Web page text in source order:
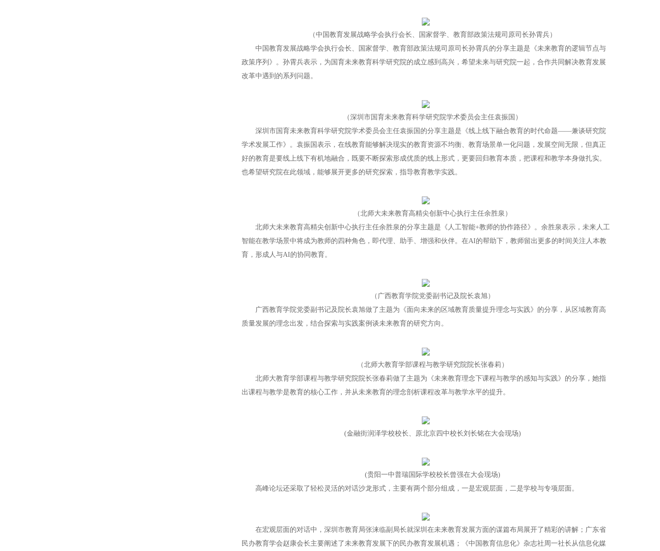
（中国教育发展战略学会执行会长、国家督学、教育部政策法规司原司长孙霄兵）
中国教育发展战略学会执行会长、国家督学、教育部政策法规司原司长孙霄兵的分享主题是《未来教育的逻辑节点与
政策序列》。孙霄兵表示，为国育未来教育科学研究院的成立感到高兴，希望未来与研究院一起，合作共同解决教育发展
改革中遇到的系列问题。
（深圳市国育未来教育科学研究院学术委员会主任袁振国）
深圳市国育未来教育科学研究院学术委员会主任袁振国的分享主题是《线上线下融合教育的时代命题——兼谈研究院
学术发展工作》。袁振国表示，在线教育能够解决现实的教育资源不均衡、教育场景单一化问题，发展空间无限，但真正
好的教育是要线上线下有机地融合，既要不断探索形成优质的线上形式，更要回归教育本质，把课程和教学本身做扎实。
也希望研究院在此领域，能够展开更多的研究探索，指导教育教学实践。
（北师大未来教育高精尖创新中心执行主任余胜泉）
北师大未来教育高精尖创新中心执行主任余胜泉的分享主题是《人工智能+教师的协作路径》。余胜泉表示，未来人工
智能在教学场景中将成为教师的四种角色，即代理、助手、增强和伙伴。在AI的帮助下，教师留出更多的时间关注人本教
育，形成人与AI的协同教育。
（广西教育学院党委副书记及院长袁旭）
广西教育学院党委副书记及院长袁旭做了主题为《面向未来的区域教育质量提升理念与实践》的分享，从区域教育高
质量发展的理念出发，结合探索与实践案例谈未来教育的研究方向。
（北师大教育学部课程与教学研究院院长张春莉）
北师大教育学部课程与教学研究院院长张春莉做了主题为《未来教育理念下课程与教学的感知与实践》的分享，她指
出课程与教学是教育的核心工作，并从未来教育的理念剖析课程改革与教学水平的提升。
(金融街润泽学校校长、原北京四中校长刘长铭在大会现场)
(贵阳一中普瑞国际学校校长曾强在大会现场)
高峰论坛还采取了轻松灵活的对话沙龙形式，主要有两个部分组成，一是宏观层面，二是学校与专项层面。
在宏观层面的对话中，深圳市教育局张涞临副局长就深圳在未来教育发展方面的谋篇布局展开了精彩的讲解；广东省
民办教育学会赵康会长主要阐述了未来教育发展下的民办教育发展机遇；《中国教育信息化》杂志社周一社长从信息化媒